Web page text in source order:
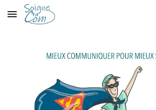
Skip to main content